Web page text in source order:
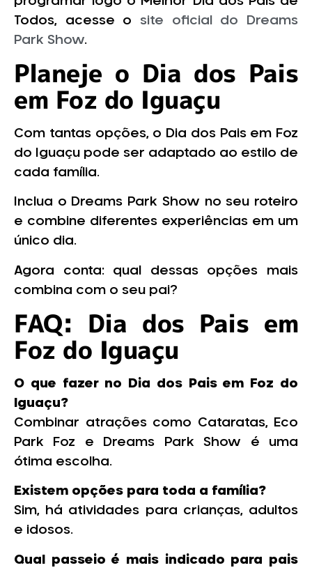
Todos, acesse o site oficial do Dreams
Park Show.
Planeje o Dia dos Pais
em Foz do Iguaçu
Com tantas opções, o Dia dos Pais em Foz
do Iguaçu pode ser adaptado ao estilo de
cada família.
Inclua o Dreams Park Show no seu roteiro
e combine diferentes experiências em um
único dia.
Agora conta: qual dessas opções mais
combina com o seu pai?
FAQ: Dia dos Pais em
Foz do Iguaçu
O que fazer no Dia dos Pais em Foz do
Iguaçu?
Combinar atrações como Cataratas, Eco
Park Foz e Dreams Park Show é uma
ótima escolha.
Existem opções para toda a família?
Sim, há atividades para crianças, adultos
e idosos.
Qual passeio é mais indicado para pais